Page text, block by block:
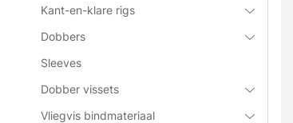
Kant-en-klare rigs
Dobbers
Sleeves
Dobber vissets
Vliegvis bindmateriaal